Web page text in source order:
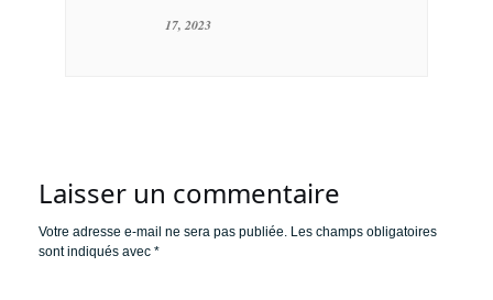
17, 2023
Laisser un commentaire
Votre adresse e-mail ne sera pas publiée. Les champs obligatoires
sont indiqués avec *